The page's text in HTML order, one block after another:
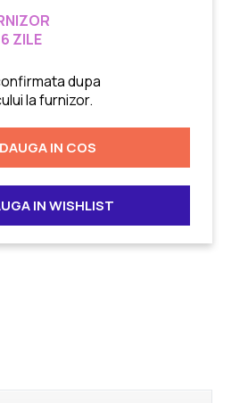
ZILE
dupa
la furnizor.
IN COS
IN WISHLIST